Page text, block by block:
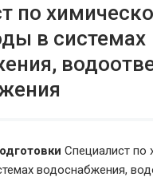
по
в системах
Специалист по
водоснабжения,